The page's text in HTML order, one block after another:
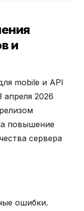
и
mobile и API
апреля 2026
повышение
сервера
ошибки.